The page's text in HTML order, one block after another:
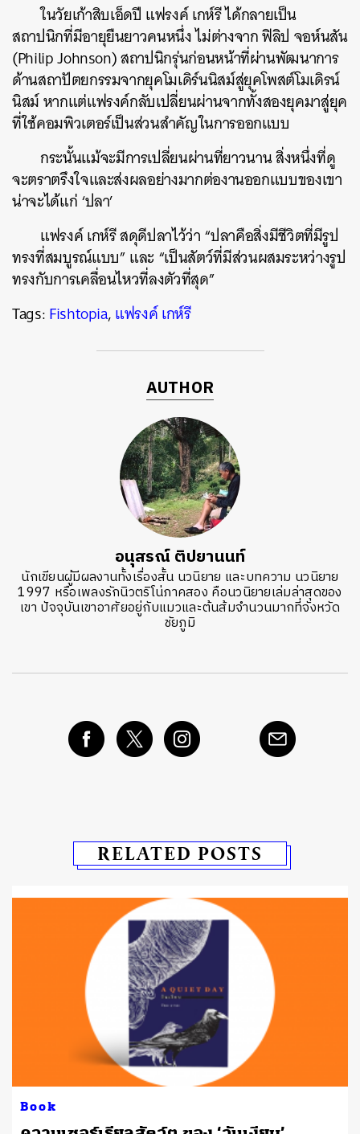
ในวัยเก้าสิบเอ็ดปี แฟรงค์เกห์รีได้กลายเป็น
สถาปนิกที่มีอายุยืนยาวคนหนึ่งไม่ต่างจากฟิลิป จอห์นสัน
(Philip Johnson)สถาปนิกรุ่นก่อนหน้าที่ผ่านพัฒนาการ
ด้านสถาปัตยกรรมจากยุคโมเดิร์นนิสม์สู่ยุคโพสต์โมเดิรน์
นิสม์หากแต่แฟรงค์กลับเปลี่ยนผ่านจากทั้งสองยุคมาสู่ยุค
ที่ใช้คอมพิวเตอร์เป็นส่วนสำคัญในการออกแบบ
กระนั้นแม้จะมีการเปลี่ยนผ่านที่ยาวนานสิ่งหนึ่งที่ดู
จะตราตรึงใจและส่งผลอย่างมากต่องานออกแบบของเขา
น่าจะได้แก่‘ปลา’
แฟรงค์เกห์รีสดุดีปลาไว้ว่า“ปลาคือสิ่งมีชีวิตที่มีรูป
ทรงที่สมบูรณ์แบบ”และ “เป็นสัตว์ที่มีส่วนผสมระหว่างรูป
ทรงกับการเคลื่อนไหวที่ลงตัวที่สุด”
Tags:Fishtopia,แฟรงค์ เกห์รี
AUTHOR
อนุสรณ์ ติปยานนท์
นักเขียนผู้มีผลงานทั้งเรื่องสั้น นวนิยาย และบทความ นวนิยาย
1997 หรือเพลงรักนิวตริโน่ภาคสอง คือนวนิยายเล่มล่าสุดของ
เขา ปัจจุบันเขาอาศัยอยู่กับแมวและต้นส้มจำนวนมากที่จังหวัด
ชัยภูมิ
RELATED POSTS
Book